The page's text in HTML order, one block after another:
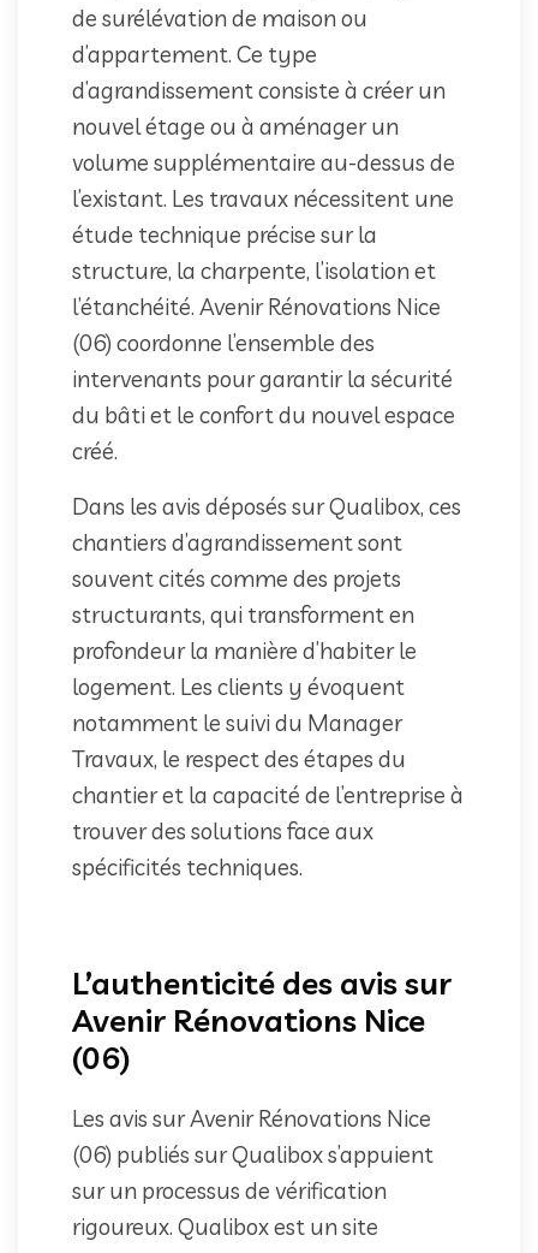
de surélévation de maison ou
d’appartement. Ce type
d’agrandissement consiste à créer un
nouvel étage ou à aménager un
volume supplémentaire au-dessus de
l’existant. Les travaux nécessitent une
étude technique précise sur la
structure, la charpente, l’isolation et
l’étanchéité. Avenir Rénovations Nice
(06) coordonne l’ensemble des
intervenants pour garantir la sécurité
du bâti et le confort du nouvel espace
créé.
Dans les avis déposés sur Qualibox, ces
chantiers d’agrandissement sont
souvent cités comme des projets
structurants, qui transforment en
profondeur la manière d’habiter le
logement. Les clients y évoquent
notamment le suivi du Manager
Travaux, le respect des étapes du
chantier et la capacité de l’entreprise à
trouver des solutions face aux
spécificités techniques.
L’authenticité des avis sur
Avenir Rénovations Nice
(06)
Les avis sur Avenir Rénovations Nice
(06) publiés sur Qualibox s’appuient
sur un processus de vérification
rigoureux. Qualibox est un site